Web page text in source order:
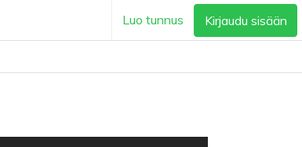
Luo tunnus Kirjaudu sisään